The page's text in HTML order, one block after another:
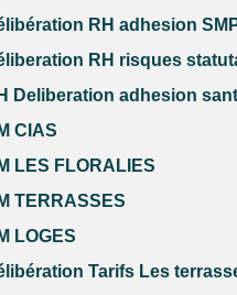
RH adhesion
RH risques
Deliberation adhesion
CIAS
LES FLORALIES
TERRASSES
LOGES
Tarifs Les